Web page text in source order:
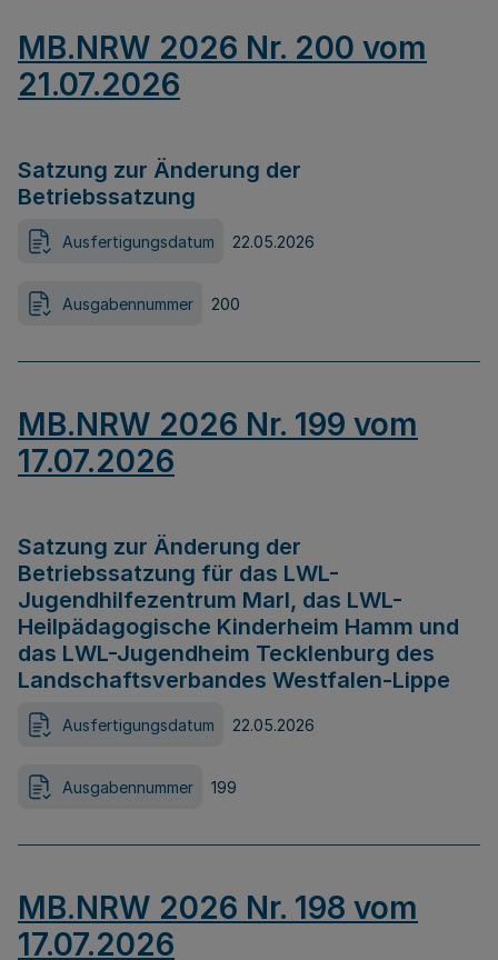
MB.NRW 2026 Nr. 200 vom
21.07.2026
Satzung zur Änderung der
Betriebssatzung
Ausfertigungsdatum 22.05.2026
Ausgabennummer 200
MB.NRW 2026 Nr. 199 vom
17.07.2026
Satzung zur Änderung der
Betriebssatzung für das LWL-
Jugendhilfezentrum Marl, das LWL-
Heilpädagogische Kinderheim Hamm und
das LWL-Jugendheim Tecklenburg des
Landschaftsverbandes Westfalen-Lippe
Ausfertigungsdatum 22.05.2026
Ausgabennummer 199
MB.NRW 2026 Nr. 198 vom
17.07.2026